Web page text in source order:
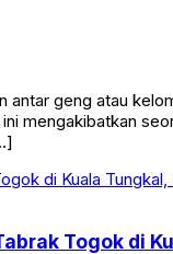
antar geng atau
mengakibatkan
Togok di